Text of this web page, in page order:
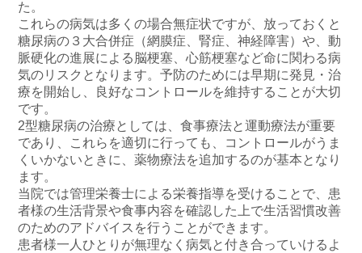
た。
これらの病気は多くの場合無症状ですが、放っておくと
糖尿病の３大合併症（網膜症、腎症、神経障害）や、動
脈硬化の進展による脳梗塞、心筋梗塞など命に関わる病
気のリスクとなります。予防のためには早期に発見・治
療を開始し、良好なコントロールを維持することが大切
です。
2型糖尿病の治療としては、食事療法と運動療法が重要
であり、これらを適切に行っても、コントロールがうま
くいかないときに、薬物療法を追加するのが基本となり
ます。
当院では管理栄養士による栄養指導を受けることで、患
者様の生活背景や食事内容を確認した上で生活習慣改善
のためのアドバイスを行うことができます。
患者様一人ひとりが無理なく病気と付き合っていけるよ